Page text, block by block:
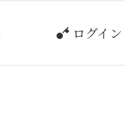
ログイン